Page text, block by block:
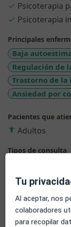
Psicoterapia
Psicoterapia
Principales
Baja
Regulación de
Trastorno de
Ansiedad por
Pacientes que
Adultos
Tipos de consulta
Fotos y vídeos
Tu
Al aceptar, nos
colaboradores
para recopilar